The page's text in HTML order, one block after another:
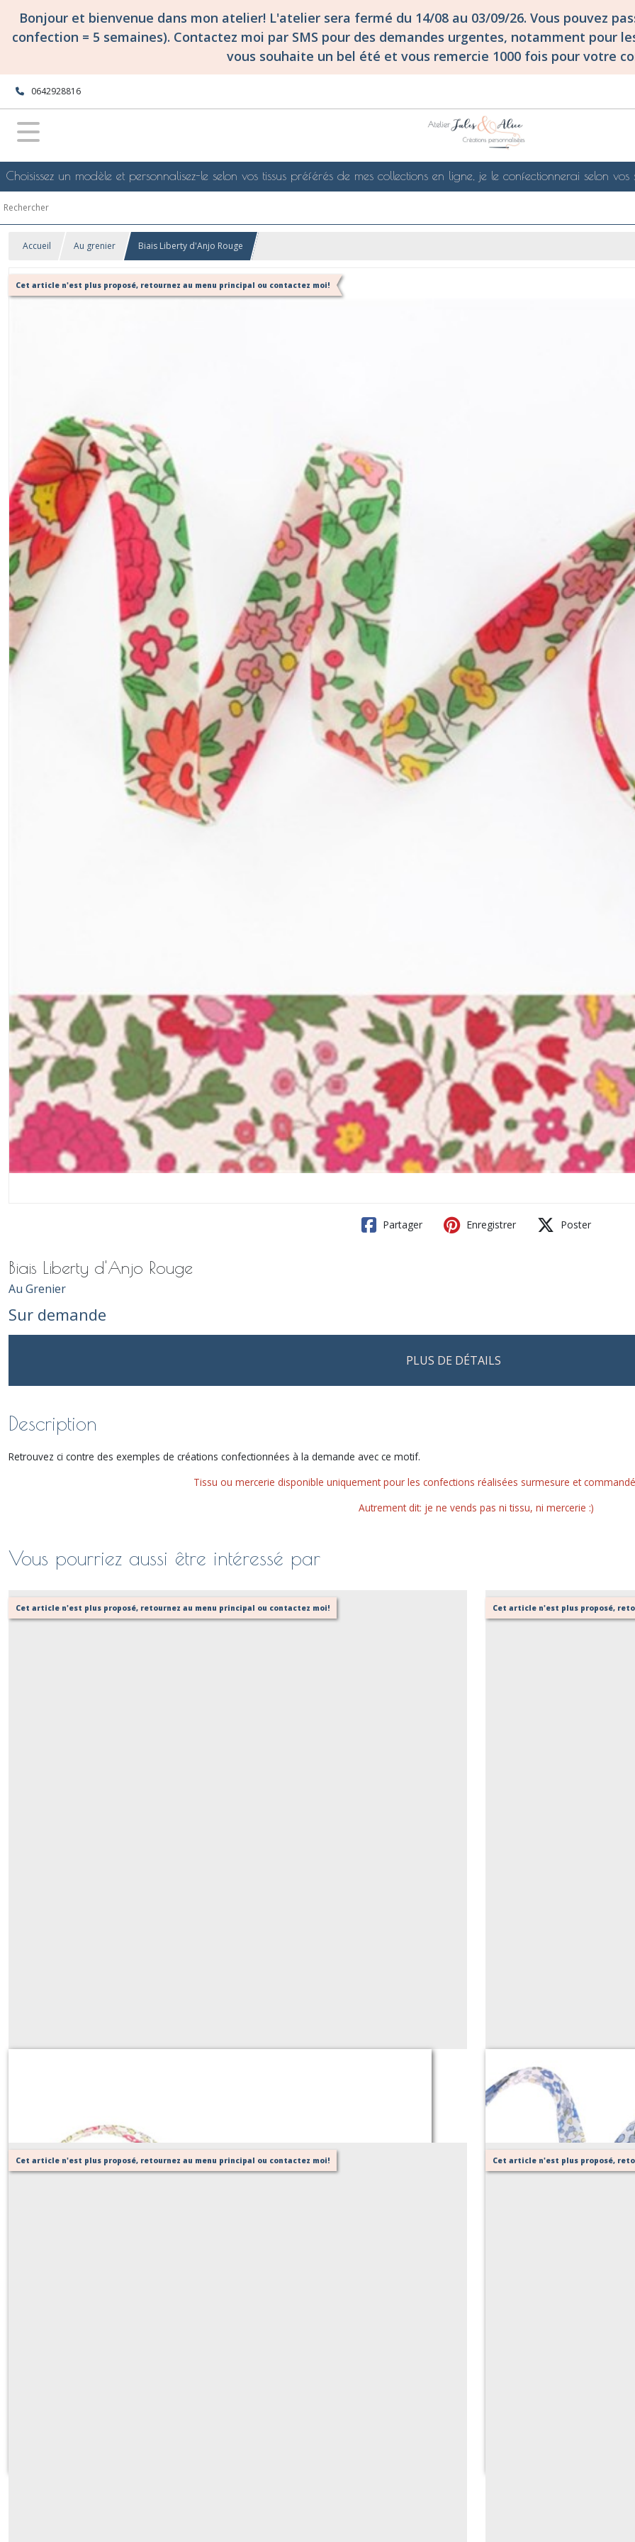
Bonjour et bienvenue dans mon atelier! L'atelier sera fermé du 14/08 au 03/09/26. Vous pouvez
confection = 5 semaines). Contactez moi par SMS pour des demandes urgentes, notamment pour
vous souhaite un bel été et vous remercie 1000 fois pour votre
0642928816
Choisissez un modèle et personnalisez-le selon vos tissus préférés de mes collections en ligne, je le confectionnerai selon vos
Accueil Au grenier Biais Liberty d'Anjo Rouge
Cet article n'est plus proposé, retournez au menu principal ou contactez moi!
Partager Enregistrer Poster
Biais Liberty d'Anjo Rouge
Au Grenier
Sur demande
PLUS DE DÉTAILS
Description
Retrouvez ci contre des exemples de créations confectionnées à la demande avec ce motif.
Tissu ou mercerie disponible uniquement pour les confections réalisées surmesure et
Autrement dit: je ne vends pas ni tissu, ni mercerie :)
Vous pourriez aussi être intéressé par
Cet article n'est plus proposé, retournez au menu principal ou contactez moi! Cet article n'est plus proposé,
Cet article n'est plus proposé, retournez au menu principal ou contactez moi! Cet article n'est plus proposé,